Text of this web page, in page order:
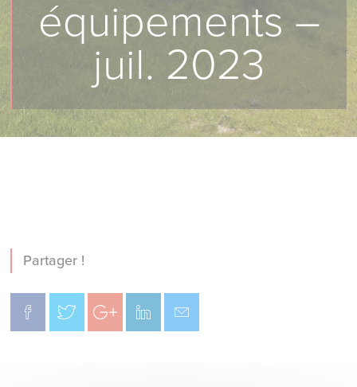
équipements –
juil. 2023
Partager !